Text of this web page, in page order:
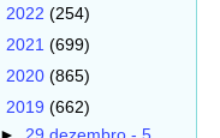
2022 (254)
2021 (699)
2020 (865)
2019 (662)